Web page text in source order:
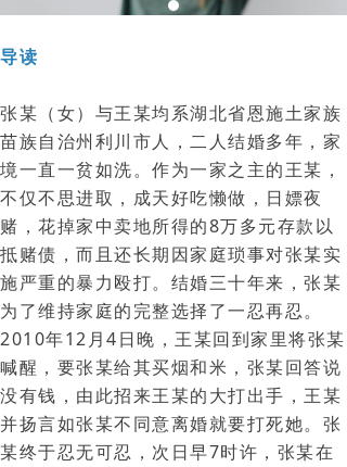
导读
张某（女）与王某均系湖北省恩施土家族
苗族自治州利川市人，二人结婚多年，家
境一直一贫如洗。作为一家之主的王某，
不仅不思进取，成天好吃懒做，日嫖夜
赌，花掉家中卖地所得的8万多元存款以
抵赌债，而且还长期因家庭琐事对张某实
施严重的暴力殴打。结婚三十年来，张某
为了维持家庭的完整选择了一忍再忍。
2010年12月4日晚，王某回到家里将张某
喊醒，要张某给其买烟和米，张某回答说
没有钱，由此招来王某的大打出手，王某
并扬言如张某不同意离婚就要打死她。张
某终于忍无可忍，次日早7时许，张某在